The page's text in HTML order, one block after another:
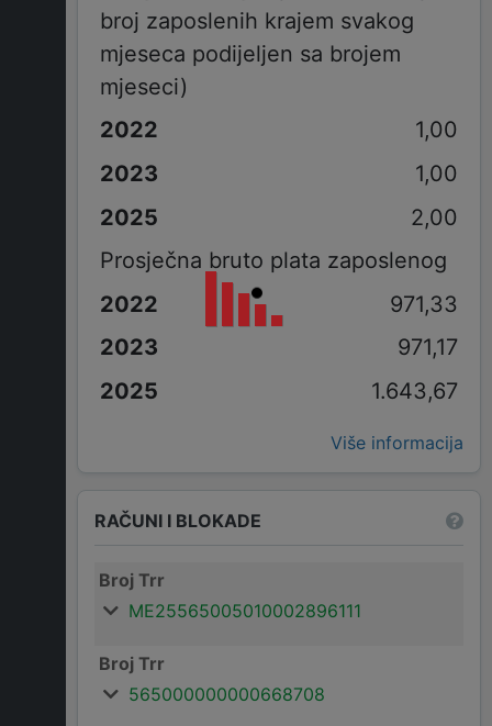
broj zaposlenih krajem svakog
mjeseca podijeljen sa brojem
mjeseci)
1,00
1,00
2,00
Prosječna bruto plata zaposlenog
971,33
971,17
1.643,67
Više informacija
RAČUNI I BLOKADE
Broj Trr
ME25565005010002896111
Broj Trr
565000000000668708